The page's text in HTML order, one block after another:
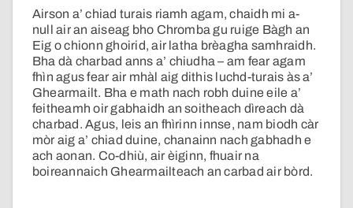
Airson a’ chiad turais riamh agam, chaidh mi a-
null air an aiseag bho Chromba gu ruige Bàgh an
Eig o chionn ghoirid, air latha brèagha samhraidh.
Bha dà charbad anns a’ chiudha – am fear agam
fhìn agus fear air mhàl aig dithis luchd-turais às a’
Ghearmailt. Bha e math nach robh duine eile a’
feitheamh oir gabhaidh an soitheach dìreach dà
charbad. Agus, leis an fhìrinn innse, nam biodh càr
mòr aig a’ chiad duine, chanainn nach gabhadh e
ach aonan. Co-dhiù, air èiginn, fhuair na
boireannaich Ghearmailteach an carbad air bòrd.